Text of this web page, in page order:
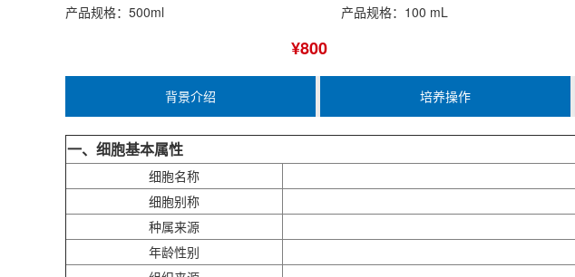
产品规格：500ml
¥800
产品规格：100 mL
背景介绍 培养操作
一、细胞基本属性
细胞名称
细胞别称
种属来源
年龄性别